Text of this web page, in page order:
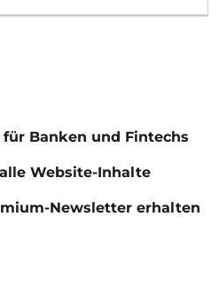
für Banken und Fintechs
Website-Inhalte
Newsletter erhalten